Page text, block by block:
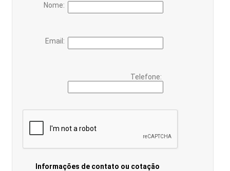
Nome:
Email:
Telefone:
Informações de contato ou cotação